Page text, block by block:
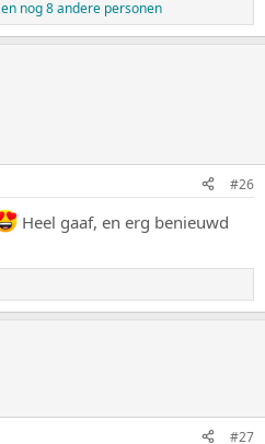
en nog 8 andere personen
#26
Heel gaaf, en erg benieuwd
#27